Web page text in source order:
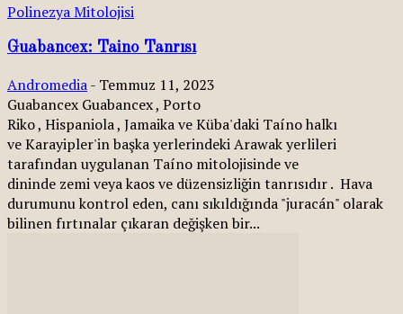
Polinezya Mitolojisi
Guabancex: Taino Tanrısı
Andromedia- Temmuz 11, 2023
Guabancex Guabancex , Porto
Riko , Hispaniola , Jamaika ve Küba'daki Taíno halkı
ve Karayipler'in başka yerlerindeki Arawak yerlileri
tarafından uygulanan Taíno mitolojisinde ve
dininde zemi veya kaos ve düzensizliğin tanrısıdır . Hava
durumunu kontrol eden, canı sıkıldığında "juracán" olarak
bilinen fırtınalar çıkaran değişken bir...